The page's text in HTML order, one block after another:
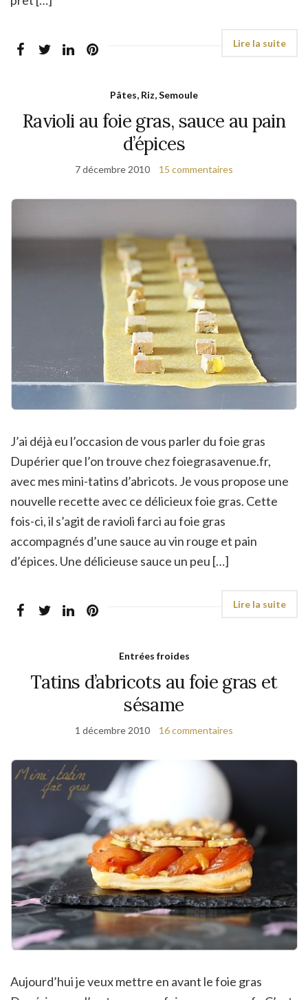
Pâtes, Riz, Semoule
Ravioli au foie gras, sauce au pain
d’épices
7 décembre 2010 15 commentaires
J’ai déjà eu l’occasion de vous parler du foie gras
Dupérier que l’on trouve chez foiegrasavenue.fr,
avec mes mini-tatins d’abricots. Je vous propose une
nouvelle recette avec ce délicieux foie gras. Cette
fois-ci, il s’agit de ravioli farci au foie gras
accompagnés d’une sauce au vin rouge et pain
d’épices. Une délicieuse sauce un peu […]
Entrées froides
Tatins d’abricots au foie gras et
sésame
1 décembre 2010 16 commentaires
Aujourd’hui je veux mettre en avant le foie gras